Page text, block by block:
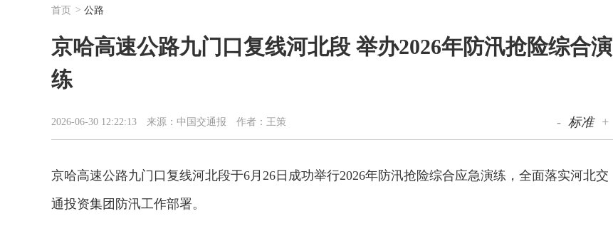
首页 > 公路
京哈高速公路九门口复线河北段 举办2026年防汛抢险综合演
练
2026-06-30 12:22:13 来源：中国交通报 作者：王策 - 标准 +
京哈高速公路九门口复线河北段于6月26日成功举行2026年防汛抢险综合应急演练，全面落实河北交
通投资集团防汛工作部署。